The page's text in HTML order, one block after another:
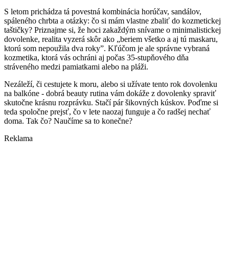
S letom prichádza tá povestná kombinácia horúčav, sandálov,
spáleného chrbta a otázky: čo si mám vlastne zbaliť do kozmetickej
taštičky? Priznajme si, že hoci zakaždým snívame o minimalistickej
dovolenke, realita vyzerá skôr ako „beriem všetko a aj tú maskaru,
ktorú som nepoužila dva roky”. Kľúčom je ale správne vybraná
kozmetika, ktorá vás ochráni aj počas 35-stupňového dňa
stráveného medzi pamiatkami alebo na pláži.
Nezáleží, či cestujete k moru, alebo si užívate tento rok dovolenku
na balkóne - dobrá beauty rutina vám dokáže z dovolenky spraviť
skutočne krásnu rozprávku. Stačí pár šikovných kúskov. Poďme si
teda spoločne prejsť, čo v lete naozaj funguje a čo radšej nechať
doma. Tak čo? Naučíme sa to konečne?
Reklama